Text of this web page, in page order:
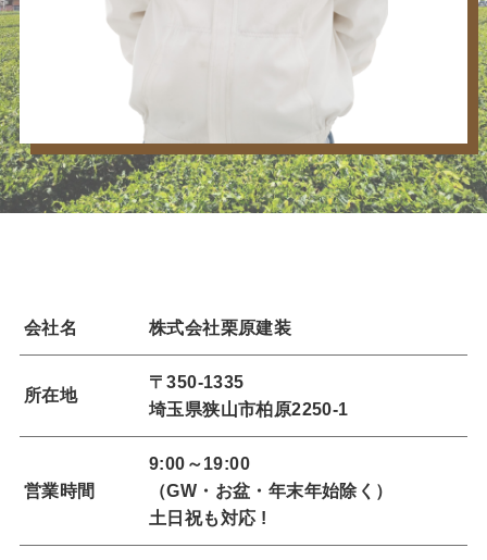
会社名 株式会社栗原建装
所在地
〒350-1335
埼玉県狭山市柏原2250-1
営業時間
9:00～19:00
（GW・お盆・年末年始除く）
土日祝も対応 !